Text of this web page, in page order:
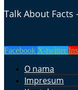
Talk About Facts
Facebook X-twitter
O nama
Impresum